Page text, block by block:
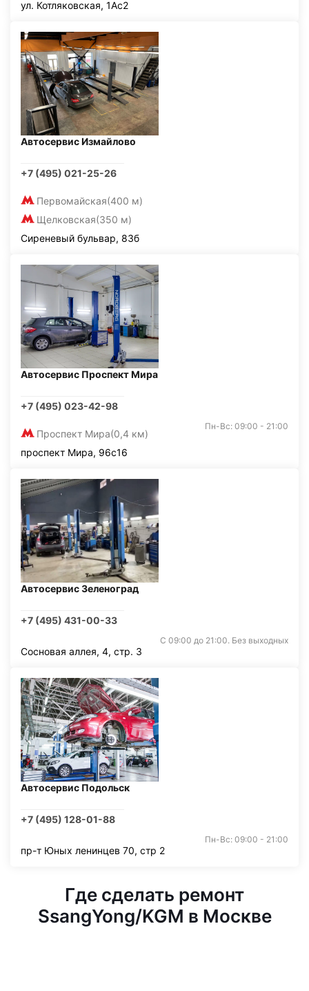
ул. Котляковская, 1Ас2
Автосервис Измайлово
+7 (495) 021-25-26
Первомайская(400 м)
Щелковская(350 м)
Сиреневый бульвар, 83б
Автосервис Проспект Мира
+7 (495) 023-42-98
Проспект Мира(0,4 км)
Пн-Вс: 09:00 - 21:00
проспект Мира, 96с16
Автосервис Зеленоград
+7 (495) 431-00-33
С 09:00 до 21:00. Без выходных
Сосновая аллея, 4, стр. 3
Автосервис Подольск
+7 (495) 128-01-88
Пн-Вс: 09:00 - 21:00
пр-т Юных ленинцев 70, стр 2
Где сделать ремонт
SsangYong/KGM в Москве